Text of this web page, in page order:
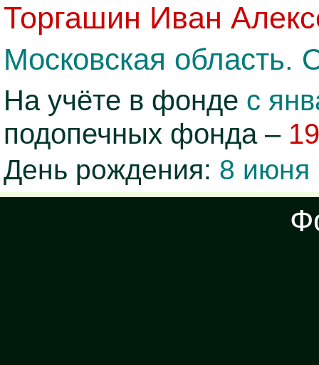
Торгашин Иван
Московская область.
На учёте в фонде с
подопечных фонда –
День рождения: 8 июня